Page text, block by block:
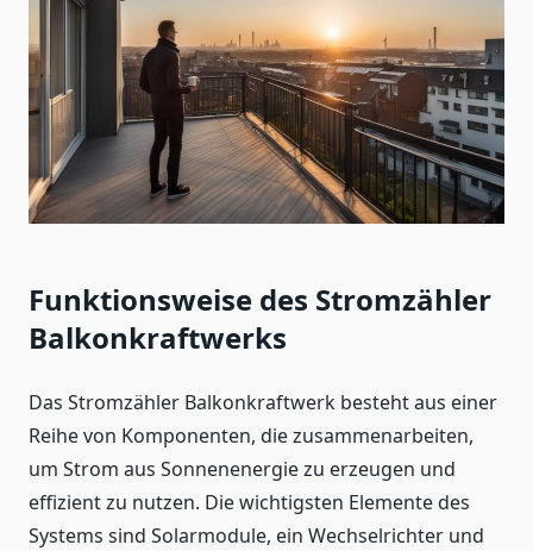
Funktionsweise des Stromzähler
Balkonkraftwerks
Das Stromzähler Balkonkraftwerk besteht aus einer
Reihe von Komponenten, die zusammenarbeiten,
um Strom aus Sonnenenergie zu erzeugen und
effizient zu nutzen. Die wichtigsten Elemente des
Systems sind Solarmodule, ein Wechselrichter und